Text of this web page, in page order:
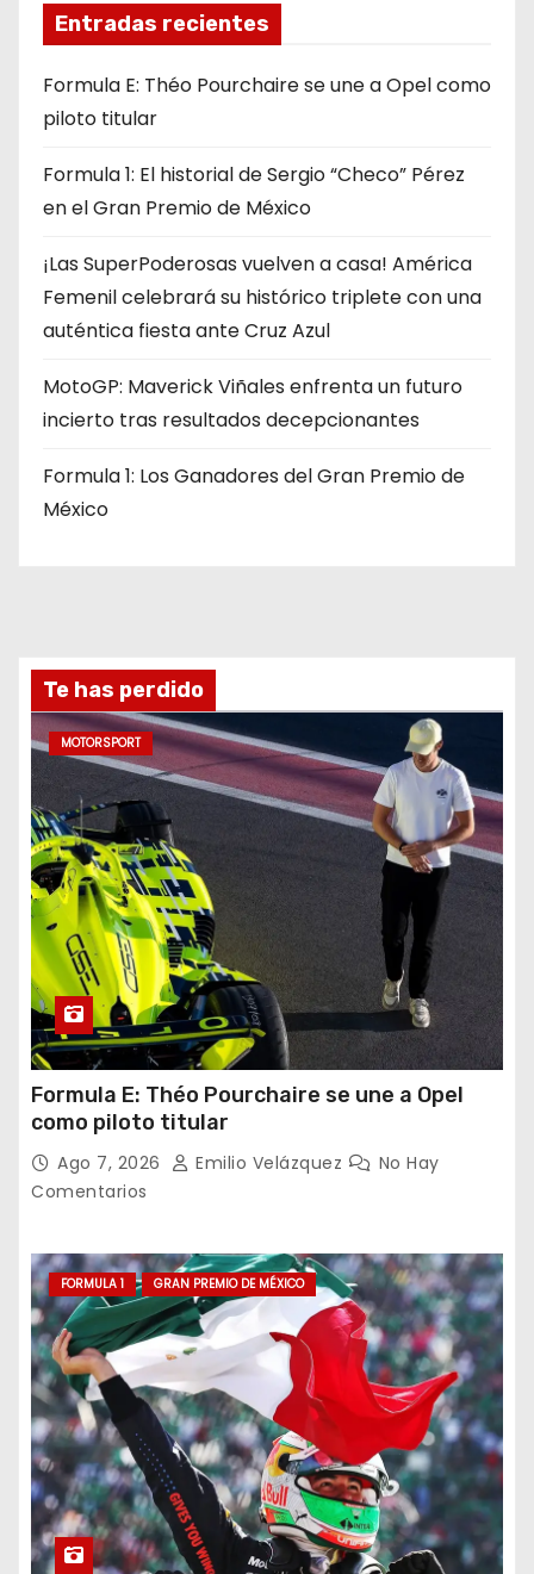
Entradas recientes
Formula E: Théo Pourchaire se une a Opel como
piloto titular
Formula 1: El historial de Sergio “Checo” Pérez
en el Gran Premio de México
¡Las SuperPoderosas vuelven a casa! América
Femenil celebrará su histórico triplete con una
auténtica fiesta ante Cruz Azul
MotoGP: Maverick Viñales enfrenta un futuro
incierto tras resultados decepcionantes
Formula 1: Los Ganadores del Gran Premio de
México
Te has perdido
MOTORSPORT
Formula E: Théo Pourchaire se une a Opel
como piloto titular
Ago 7, 2026 Emilio Velázquez
No Hay
Comentarios
FORMULA 1 GRAN PREMIO DE MÉXICO